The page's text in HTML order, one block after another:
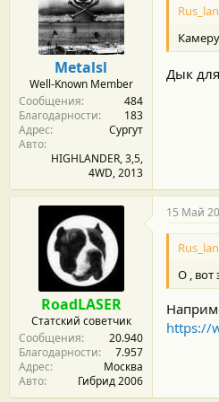
Metalsl
Well-Known Member
Сообщения
484
Благодарности
183
Адрес
Сургут
Авто
HIGHLANDER, 3,5,
4WD, 2013
Дык
RoadLASER
Статский советчик
Сообщения
20.940
Благодарности
7.957
Адрес
Москва
Авто
Гибрид 2006
15 Май
О , вот
https://